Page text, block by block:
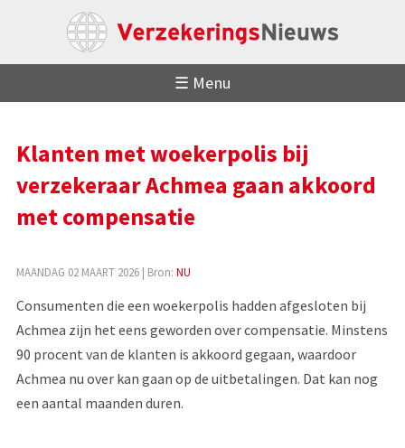
☰ Menu
Klanten met woekerpolis bij
verzekeraar Achmea gaan akkoord
met compensatie
MAANDAG 02 MAART 2026| Bron: NU
Consumenten die een woekerpolis hadden afgesloten bij
Achmea zijn het eens geworden over compensatie. Minstens
90 procent van de klanten is akkoord gegaan, waardoor
Achmea nu over kan gaan op de uitbetalingen. Dat kan nog
een aantal maanden duren.